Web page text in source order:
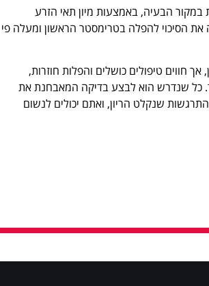
הבעיה, באמצעות מיון תאי הזרע
הסיכוי להפלה בטרימסטר הראשון ומעלה פי
חווים טיפולים כושלים והפלות חוזרות,
כל שנדרש הוא לבצע בדיקה המאבחנת את
שנקלט הריון, ואתם יכולים לנשום